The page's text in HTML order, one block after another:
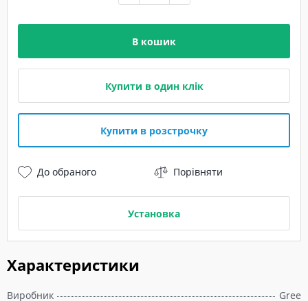
Характеристики
Виробник
Gree
В кошик
Купити в один клік
Купити в розстрочку
До обраного Порівняти
Установка